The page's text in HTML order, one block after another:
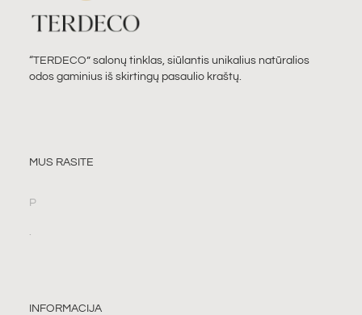
“TERDECO” salonų tinklas, siūlantis unikalius natūralios
odos gaminius iš skirtingų pasaulio kraštų.
MUS RASITE
P
INFORMACIJA